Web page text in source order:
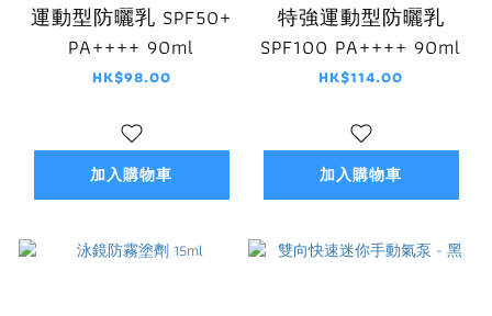
運動型防曬乳 SPF50+
PA++++ 90ml
HK$98.00
加入購物車
特強運動型防曬乳
SPF100 PA++++ 90ml
HK$114.00
加入購物車